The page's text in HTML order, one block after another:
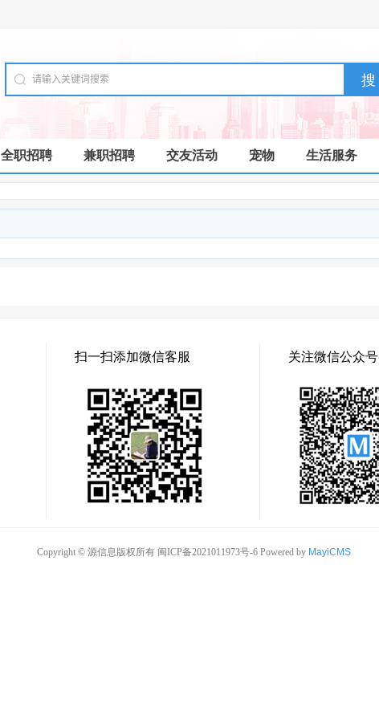
全职招聘 兼职招聘 交友活动 宠物 生活服务
扫一扫添加微信客服 关注微信公众号
Copyright © 源信息版权所有 闽ICP备2021011973号-6Powered by MayiCMS